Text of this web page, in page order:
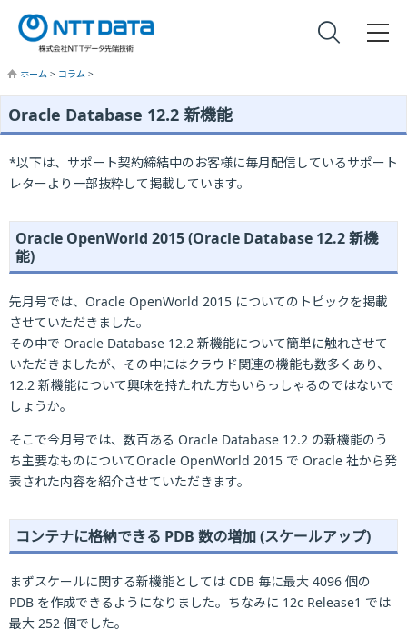
ホーム > コラム >
Oracle Database 12.2 新機能
*以下は、サポート契約締結中のお客様に毎月配信しているサポート
レターより一部抜粋して掲載しています。
Oracle OpenWorld 2015 (Oracle Database 12.2 新機
能)
先月号では、Oracle OpenWorld 2015 についてのトピックを掲載
させていただきました。
その中で Oracle Database 12.2 新機能について簡単に触れさせて
いただきましたが、その中にはクラウド関連の機能も数多くあり、
12.2 新機能について興味を持たれた方もいらっしゃるのではないで
しょうか。
そこで今月号では、数百ある Oracle Database 12.2 の新機能のう
ち主要なものについてOracle OpenWorld 2015 で Oracle 社から発
表された内容を紹介させていただきます。
コンテナに格納できる PDB 数の増加 (スケールアップ)
まずスケールに関する新機能としては CDB 毎に最大 4096 個の
PDB を作成できるようになりました。ちなみに 12c Release1 では
最大 252 個でした。